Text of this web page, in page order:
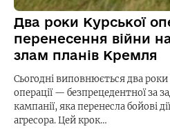
Два роки Курської
перенесення війни
злам планів Кремля
Сьогодні виповнюється два роки
операції — безпрецедентної за
кампанії, яка перенесла бойові
агресора. Цей крок…